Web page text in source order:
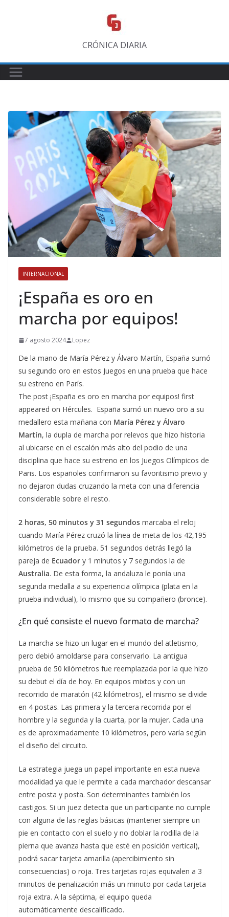
CRÓNICA DIARIA
INTERNACIONAL
¡España es oro en
marcha por equipos!
7 agosto 2024 Lopez
De la mano de María Pérez y Álvaro Martín, España sumó
su segundo oro en estos Juegos en una prueba que hace
su estreno en París.
The post ¡España es oro en marcha por equipos! first
appeared on Hércules. España sumó un nuevo oro a su
medallero esta mañana con María Pérez y Álvaro
Martín, la dupla de marcha por relevos que hizo historia
al ubicarse en el escalón más alto del podio de una
disciplina que hace su estreno en los Juegos Olímpicos de
Paris. Los españoles confirmaron su favoritismo previo y
no dejaron dudas cruzando la meta con una diferencia
considerable sobre el resto.
2 horas, 50 minutos y 31 segundos marcaba el reloj
cuando María Pérez cruzó la línea de meta de los 42,195
kilómetros de la prueba. 51 segundos detrás llegó la
pareja de Ecuador y 1 minutos y 7 segundos la de
Australia. De esta forma, la andaluza le ponía una
segunda medalla a su experiencia olímpica (plata en la
prueba individual), lo mismo que su compañero (bronce).
¿En qué consiste el nuevo formato de marcha?
La marcha se hizo un lugar en el mundo del atletismo,
pero debió amoldarse para conservarlo. La antigua
prueba de 50 kilómetros fue reemplazada por la que hizo
su debut el día de hoy. En equipos mixtos y con un
recorrido de maratón (42 kilómetros), el mismo se divide
en 4 postas. Las primera y la tercera recorrida por el
hombre y la segunda y la cuarta, por la mujer. Cada una
es de aproximadamente 10 kilómetros, pero varía según
el diseño del circuito.
La estrategia juega un papel importante en esta nueva
modalidad ya que le permite a cada marchador descansar
entre posta y posta. Son determinantes también los
castigos. Si un juez detecta que un participante no cumple
con alguna de las reglas básicas (mantener siempre un
pie en contacto con el suelo y no doblar la rodilla de la
pierna que avanza hasta que esté en posición vertical),
podrá sacar tarjeta amarilla (apercibimiento sin
consecuencias) o roja. Tres tarjetas rojas equivalen a 3
minutos de penalización más un minuto por cada tarjeta
roja extra. A la séptima, el equipo queda
automáticamente descalificado.